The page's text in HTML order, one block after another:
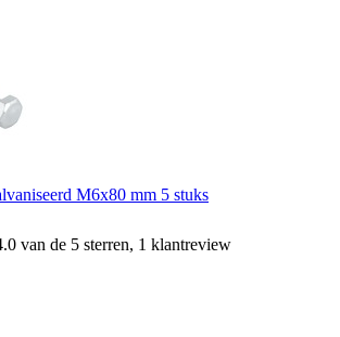
M6x80 mm 5 stuks
van de 5 sterren, 1 klantreview